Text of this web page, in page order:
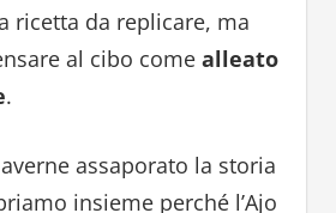
ricetta da replicare, ma
al cibo come alleato
.
assaporato la storia
insieme perché l’Ajo